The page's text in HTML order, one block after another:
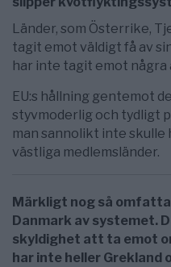
Länder, som Österrike,
tagit emot väldigt få av
har inte tagit emot några
EU:s hållning gentemot
styvmoderlig och tydligt
man sannolikt inte skulle
västliga medlemsländer.
Märkligt nog så
Danmark av systemet.
skyldighet att ta emot
har inte heller Grekland